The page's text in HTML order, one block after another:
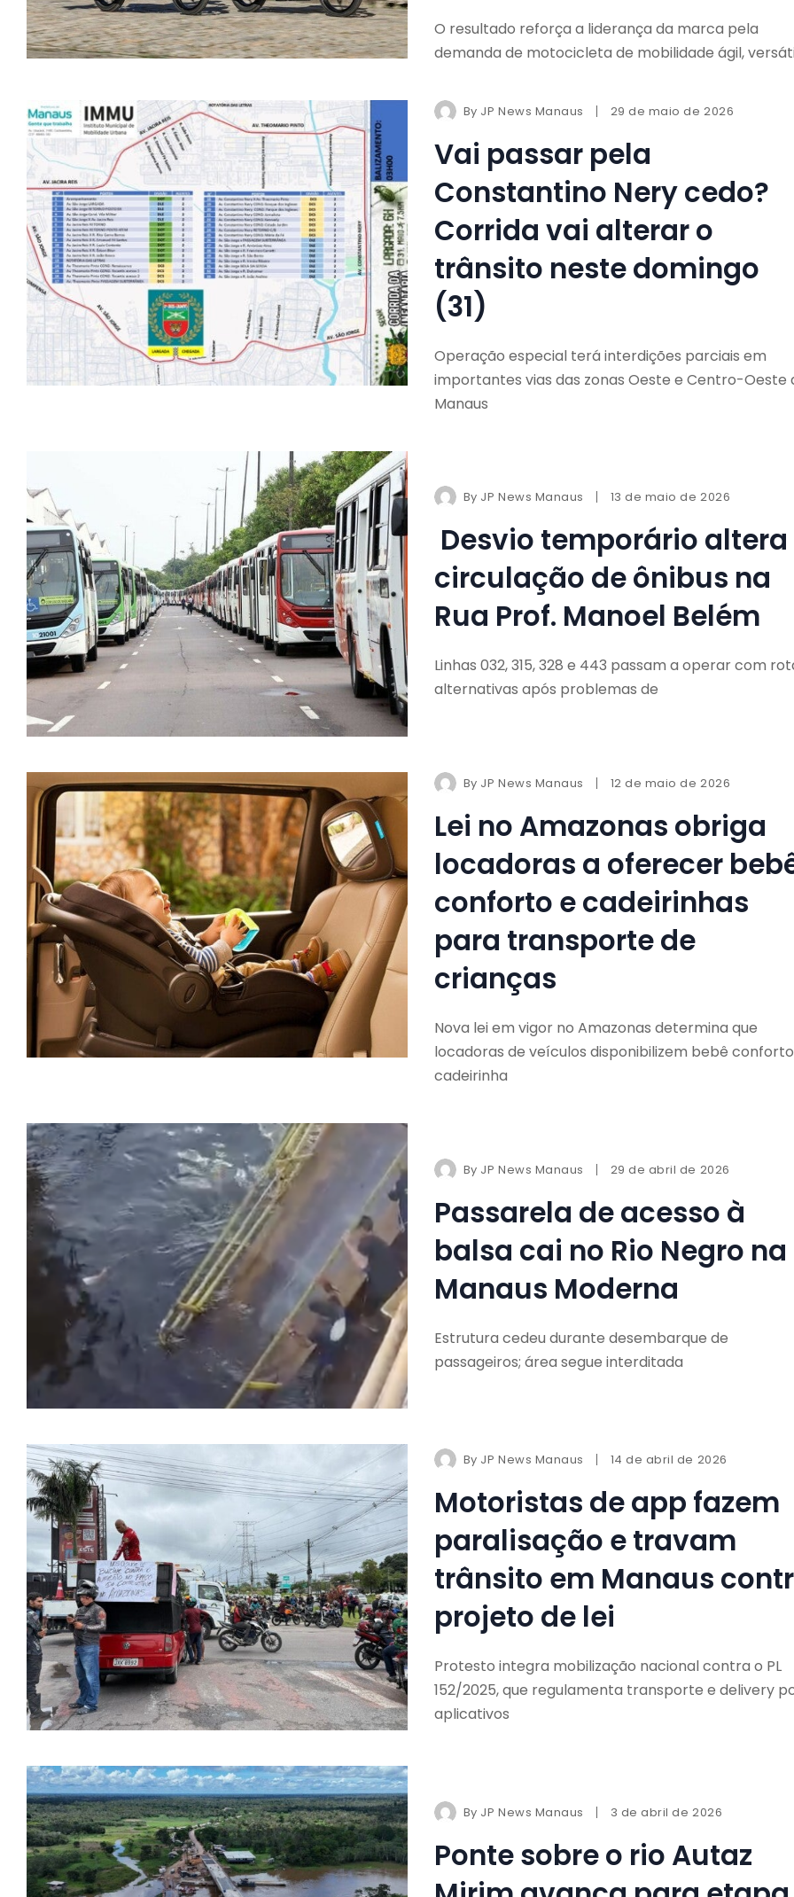
O resultado reforça a liderança da marca pela
demanda de motocicleta de mobilidade ágil,
By JP News Manaus 29 de maio de 2026
Vai passar pela
Constantino Nery cedo?
Corrida vai alterar o
trânsito neste domingo
(31)
Operação especial terá interdições parciais em
importantes vias das zonas Oeste e Centro-Oeste
Manaus
By JP News Manaus 13 de maio de 2026
Desvio temporário altera
circulação de ônibus na
Rua Prof. Manoel Belém
Linhas 032, 315, 328 e 443 passam a operar com
alternativas após problemas de
By JP News Manaus 12 de maio de 2026
Lei no Amazonas obriga
locadoras a oferecer
conforto e cadeirinhas
para transporte de
crianças
Nova lei em vigor no Amazonas determina que
locadoras de veículos disponibilizem bebê
cadeirinha
By JP News Manaus 29 de abril de 2026
Passarela de acesso à
balsa cai no Rio Negro na
Manaus Moderna
Estrutura cedeu durante desembarque de
passageiros; área segue interditada
By JP News Manaus 14 de abril de 2026
Motoristas de app fazem
paralisação e travam
trânsito em Manaus
projeto de lei
Protesto integra mobilização nacional contra o PL
152/2025, que regulamenta transporte e delivery
aplicativos
By JP News Manaus 3 de abril de 2026
Ponte sobre o rio Autaz